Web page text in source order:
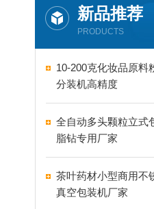
新品推荐
PRODUCTS
10-200克化妆品原料
分装机高精度
全自动多头颗粒立式
脂钻专用厂家
茶叶药材小型商用不
真空包装机厂家